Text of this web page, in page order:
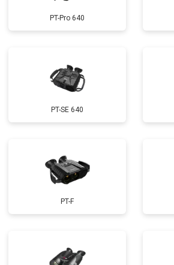
PT-Pro 640
PT-SE 640
PT-F